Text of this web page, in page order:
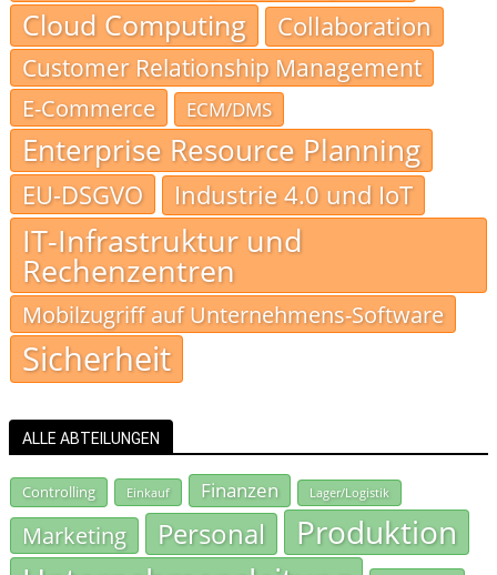
Cloud Computing Collaboration
Customer Relationship Management
E-Commerce
ECM/DMS
Enterprise Resource Planning
EU-DSGVO Industrie 4.0 und IoT
IT-Infrastruktur und
Rechenzentren
Mobilzugriff auf Unternehmens-Software
Sicherheit
ALLE ABTEILUNGEN
Controlling Einkauf Finanzen Lager/Logistik
Marketing Personal Produktion